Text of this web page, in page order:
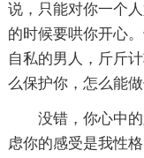
说，只能对你一个
的时候要哄你开心
自私的男人，斤斤
么保护你，怎么能
没错，你心中
虑你的感受是我性